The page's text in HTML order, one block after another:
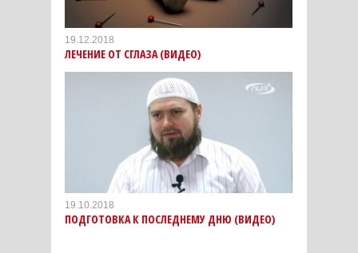
19.12.2018
ЛЕЧЕНИЕ ОТ СГЛАЗА (ВИДЕО)
19.10.2018
ПОДГОТОВКА К ПОСЛЕДНЕМУ ДНЮ (ВИДЕО)